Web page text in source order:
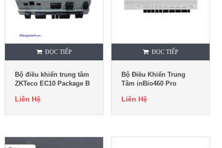
ĐỌC TIẾP
Bộ điều khiển trung tâm
ZKTeco EC10 Package B
Liên Hệ
ĐỌC TIẾP
Bộ Điều Khiển Trung
Tâm inBio460 Pro
Liên Hệ